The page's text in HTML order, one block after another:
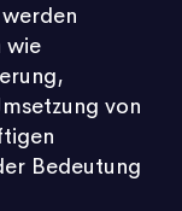
wie
von
Bedeutung